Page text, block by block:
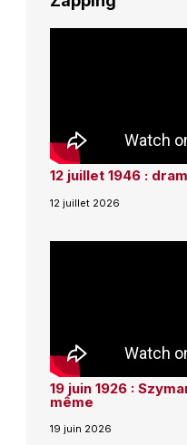
12 juillet 1946 :
12 juillet 2026
19 juin 1926 :
même
19 juin 2026